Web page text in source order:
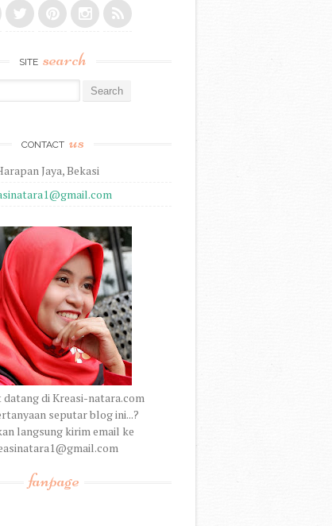
SITE search
CONTACT us
Jaya, Bekasi
datang di Kreasi-natara.com
seputar blog ini...?
langsung kirim email ke
fanpage